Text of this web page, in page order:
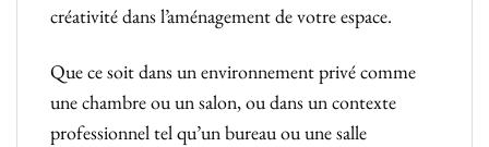
créativité dans l’aménagement de votre espace.
Que ce soit dans un environnement privé comme
une chambre ou un salon, ou dans un contexte
professionnel tel qu’un bureau ou une salle